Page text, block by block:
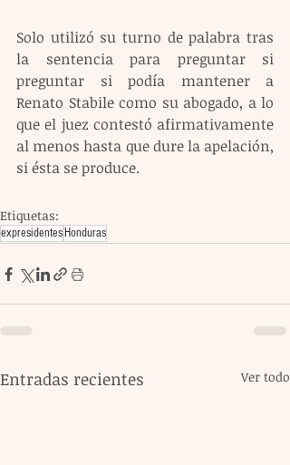
Solo utilizó su turno de palabra tras
la sentencia para preguntar si
preguntar si podía mantener a
Renato Stabile como su abogado, a lo
que el juez contestó afirmativamente
al menos hasta que dure la apelación,
si ésta se produce.
Etiquetas:
expresidentesHonduras
Entradas recientes Ver todo